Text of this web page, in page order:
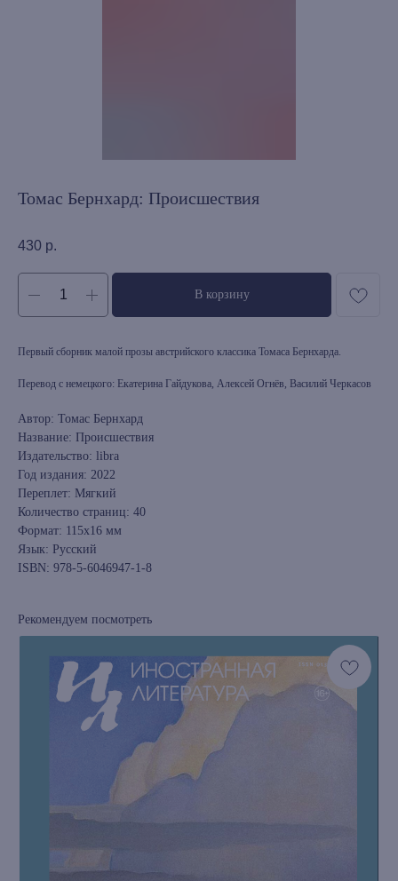
Томас Бернхард: Происшествия
430 р.
В корзину
Первый сборник малой прозы австрийского классика Томаса Бернхарда.
Перевод с немецкого: Екатерина Гайдукова, Алексей Огнёв, Василий Черкасов
Автор: Томас Бернхард
Название: Происшествия
Издательство: libra
Год издания: 2022
Переплет: Мягкий
Количество страниц: 40
Формат: 115х16 мм
Язык: Русский
ISBN: 978-5-6046947-1-8
Рекомендуем посмотреть